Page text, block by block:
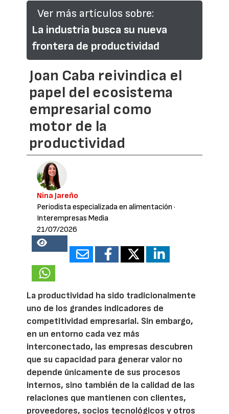
Ver más artículos sobre:
La industria busca su nueva
frontera de productividad
Joan Caba reivindica el
papel del ecosistema
empresarial como
motor de la
productividad
Nina Jareño
Periodista especializada en alimentación ·
Interempresas Media
21/07/2026
18644
La productividad ha sido tradicionalmente
uno de los grandes indicadores de
competitividad empresarial. Sin embargo,
en un entorno cada vez más
interconectado, las empresas descubren
que su capacidad para generar valor no
depende únicamente de sus procesos
internos, sino también de la calidad de las
relaciones que mantienen con clientes,
proveedores, socios tecnológicos y otros